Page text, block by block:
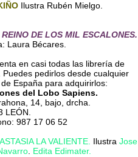
Ilustra Rubén Mielgo.
DE LOS MIL ESCALONES.
Laura Bécares.
en casi todas las librería de
Puedes pedirlos desde cualquier
España para adquirirlos:
del Lobo Sapiens.
14, bajo, drcha.
LEÓN.
987 17 06 52
LA VALIENTE. Ilustra Jose
. Edita Edimater.